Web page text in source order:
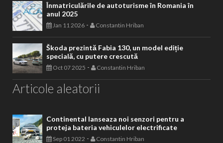
Înmatriculările de autoturisme în Romania în
anul 2025
Jan 11 2026 - Constantin Hriban
Škoda prezintă Fabia 130, un model ediție
specială, cu putere crescută
Oct 07 2025 - Constantin Hriban
Articole aleatorii
Continental lanseaza noi senzori pentru a
proteja bateria vehiculelor electrificate
Sep 01 2022 - Constantin Hriban